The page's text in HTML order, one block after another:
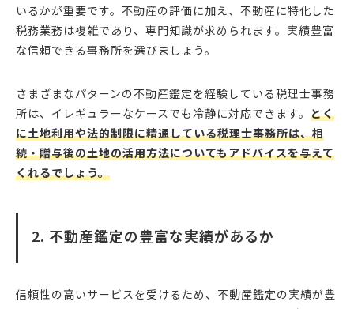
いるかが重要です。不動産の評価に加え、不動産に特化した
税務業務は複雑であり、専門知識が求められます。実績豊富
な信頼できる事務所を選びましょう。
さまざまなパターンの不動産鑑定を経験している税理士事務
所は、イレギュラーなケースでも冷静に対応できます。 とく
に土地利用や法的制限に精通している税理士事務所は、相
続・贈与後の土地の活用方法についてもアドバイスを与えて
くれるでしょう。
2. 不動産鑑定の豊富な実績があるか
信頼性の高いサービスを受けるため、不動産鑑定の実績が豊